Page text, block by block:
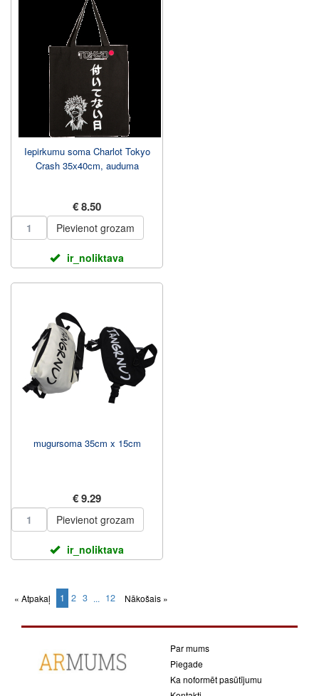
Iepirkumu soma Charlot Tokyo
Crash 35х40cm, auduma
€ 8.50
Pievienot grozam
ir_noliktava
mugursoma 35cm x 15cm
€ 9.29
Pievienot grozam
ir_noliktava
« Atpakaļ 1 (current)
2 3 ... 12 Nākošais »
Par mums
Piegade
Ka noformēt pasūtījumu